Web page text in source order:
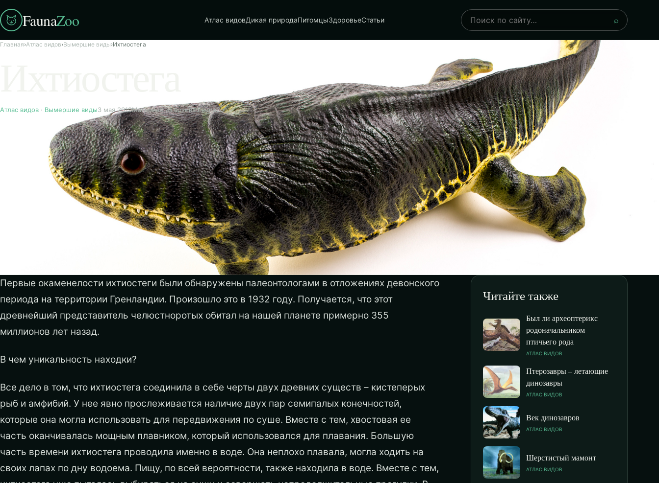
FaunaZoo Атлас видовДикая природаПитомцыЗдоровьеСтатьи
Поиск
⌕
Главная›Атлас видов›Вымершие виды›Ихтиостега
Атлас видов · Вымершие виды3 мая 2019Материал из архива FaunaZoo
Первые окаменелости ихтиостеги были обнаружены палеонтологами в отложениях девонского
периода на территории Гренландии. Произошло это в 1932 году. Получается, что этот
древнейший представитель челюстноротых обитал на нашей планете примерно 355
миллионов лет назад.
В чем уникальность находки?
Все дело в том, что ихтиостега соединила в себе черты двух древних существ – кистеперых
рыб и амфибий. У нее явно прослеживается наличие двух пар семипалых конечностей,
которые она могла использовать для передвижения по суше. Вместе с тем, хвостовая ее
часть оканчивалась мощным плавником, который использовался для плавания. Большую
часть времени ихтиостега проводила именно в воде. Она неплохо плавала, могла ходить на
своих лапах по дну водоема. Пищу, по всей вероятности, также находила в воде. Вместе с тем,
Читайте также
Был ли археоптерикс
родоначальником
птичьего рода
АТЛАС ВИДОВ
Птерозавры – летающие
динозавры
АТЛАС ВИДОВ
Век динозавров
АТЛАС ВИДОВ
Шерстистый мамонт
АТЛАС ВИДОВ